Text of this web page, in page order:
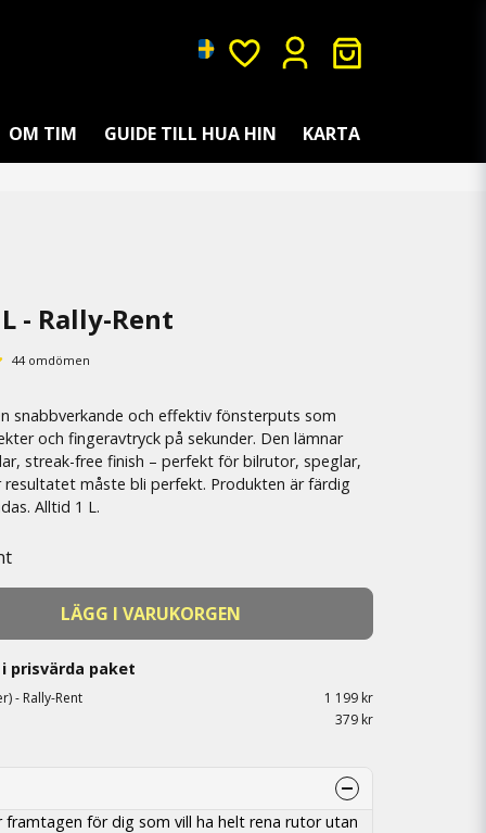
OM TIM GUIDE TILL HUA HIN KARTA
- Rally-Rent
44 omdömen
snabbverkande och effektiv fönsterputs som
och fingeravtryck på sekunder. Den lämnar
streak-free finish – perfekt för bilrutor, speglar,
resultatet måste bli perfekt. Produkten är färdig
Alltid 1 L.
LÄGG I VARUKORGEN
prisvärda paket
- Rally-Rent
1 199 kr
379 kr
framtagen för dig som vill ha helt rena rutor utan